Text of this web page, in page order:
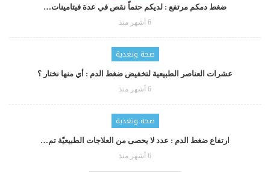
ضغط دمكم مرتفع : لديكم حتماّ نقص في عدة فيتامينات…
6 أشهر منذ
صحة وتغذية
عشرات العناصر الطبيعية لتخفيض ضغط الدم : أي منها نختار ؟
6 أشهر منذ
صحة وتغذية
ارتفاع ضغط الدم : عدد لا يحصى من العلاجات الطبيعيّة تم…
6 أشهر منذ